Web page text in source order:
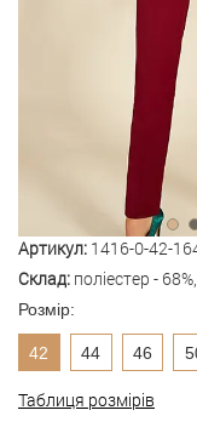
Артикул: 1416-0-42-
Склад: поліестер -
Розмір:
42 44 46
Таблиця розмірів